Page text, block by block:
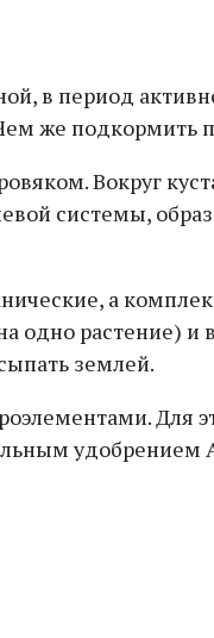
в период
же подкормить
Вокруг
системы,
а
одно растение) и
землей.
Для
удобрением